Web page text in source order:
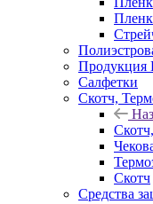
Продукция
Салфетки
Скотч,
Скотч
Средства